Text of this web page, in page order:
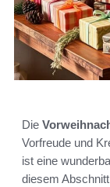
Die
Vorfreude und
ist eine
diesem